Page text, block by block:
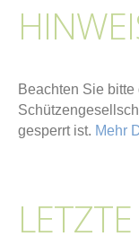
Beachten Sie
gesperrt ist. Mehr